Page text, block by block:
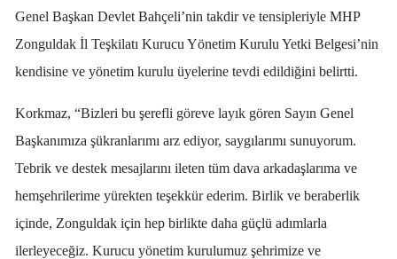
Genel Başkan Devlet Bahçeli’nin takdir ve tensipleriyle MHP
Zonguldak İl Teşkilatı Kurucu Yönetim Kurulu Yetki Belgesi’nin
kendisine ve yönetim kurulu üyelerine tevdi edildiğini belirtti.
Korkmaz, “Bizleri bu şerefli göreve layık gören Sayın Genel
Başkanımıza şükranlarımı arz ediyor, saygılarımı sunuyorum.
Tebrik ve destek mesajlarını ileten tüm dava arkadaşlarıma ve
hemşehrilerime yürekten teşekkür ederim. Birlik ve beraberlik
içinde, Zonguldak için hep birlikte daha güçlü adımlarla
ilerleyeceğiz. Kurucu yönetim kurulumuz şehrimize ve